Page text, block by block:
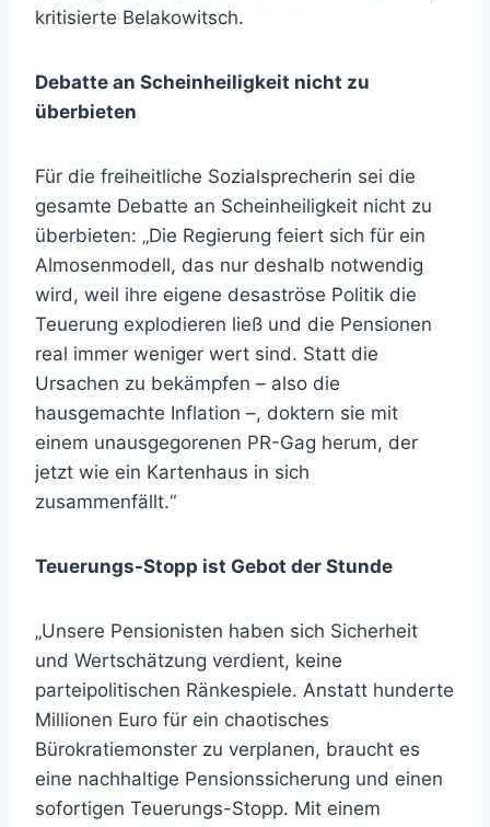
kritisierte Belakowitsch.
Debatte an Scheinheiligkeit nicht zu
überbieten
Für die freiheitliche Sozialsprecherin sei die
gesamte Debatte an Scheinheiligkeit nicht zu
überbieten: „Die Regierung feiert sich für ein
Almosenmodell, das nur deshalb notwendig
wird, weil ihre eigene desaströse Politik die
Teuerung explodieren ließ und die Pensionen
real immer weniger wert sind. Statt die
Ursachen zu bekämpfen – also die
hausgemachte Inflation –, doktern sie mit
einem unausgegorenen PR-Gag herum, der
jetzt wie ein Kartenhaus in sich
zusammenfällt.“
Teuerungs-Stopp ist Gebot der Stunde
„Unsere Pensionisten haben sich Sicherheit
und Wertschätzung verdient, keine
parteipolitischen Ränkespiele. Anstatt hunderte
Millionen Euro für ein chaotisches
Bürokratiemonster zu verplanen, braucht es
eine nachhaltige Pensionssicherung und einen
sofortigen Teuerungs-Stopp. Mit einem